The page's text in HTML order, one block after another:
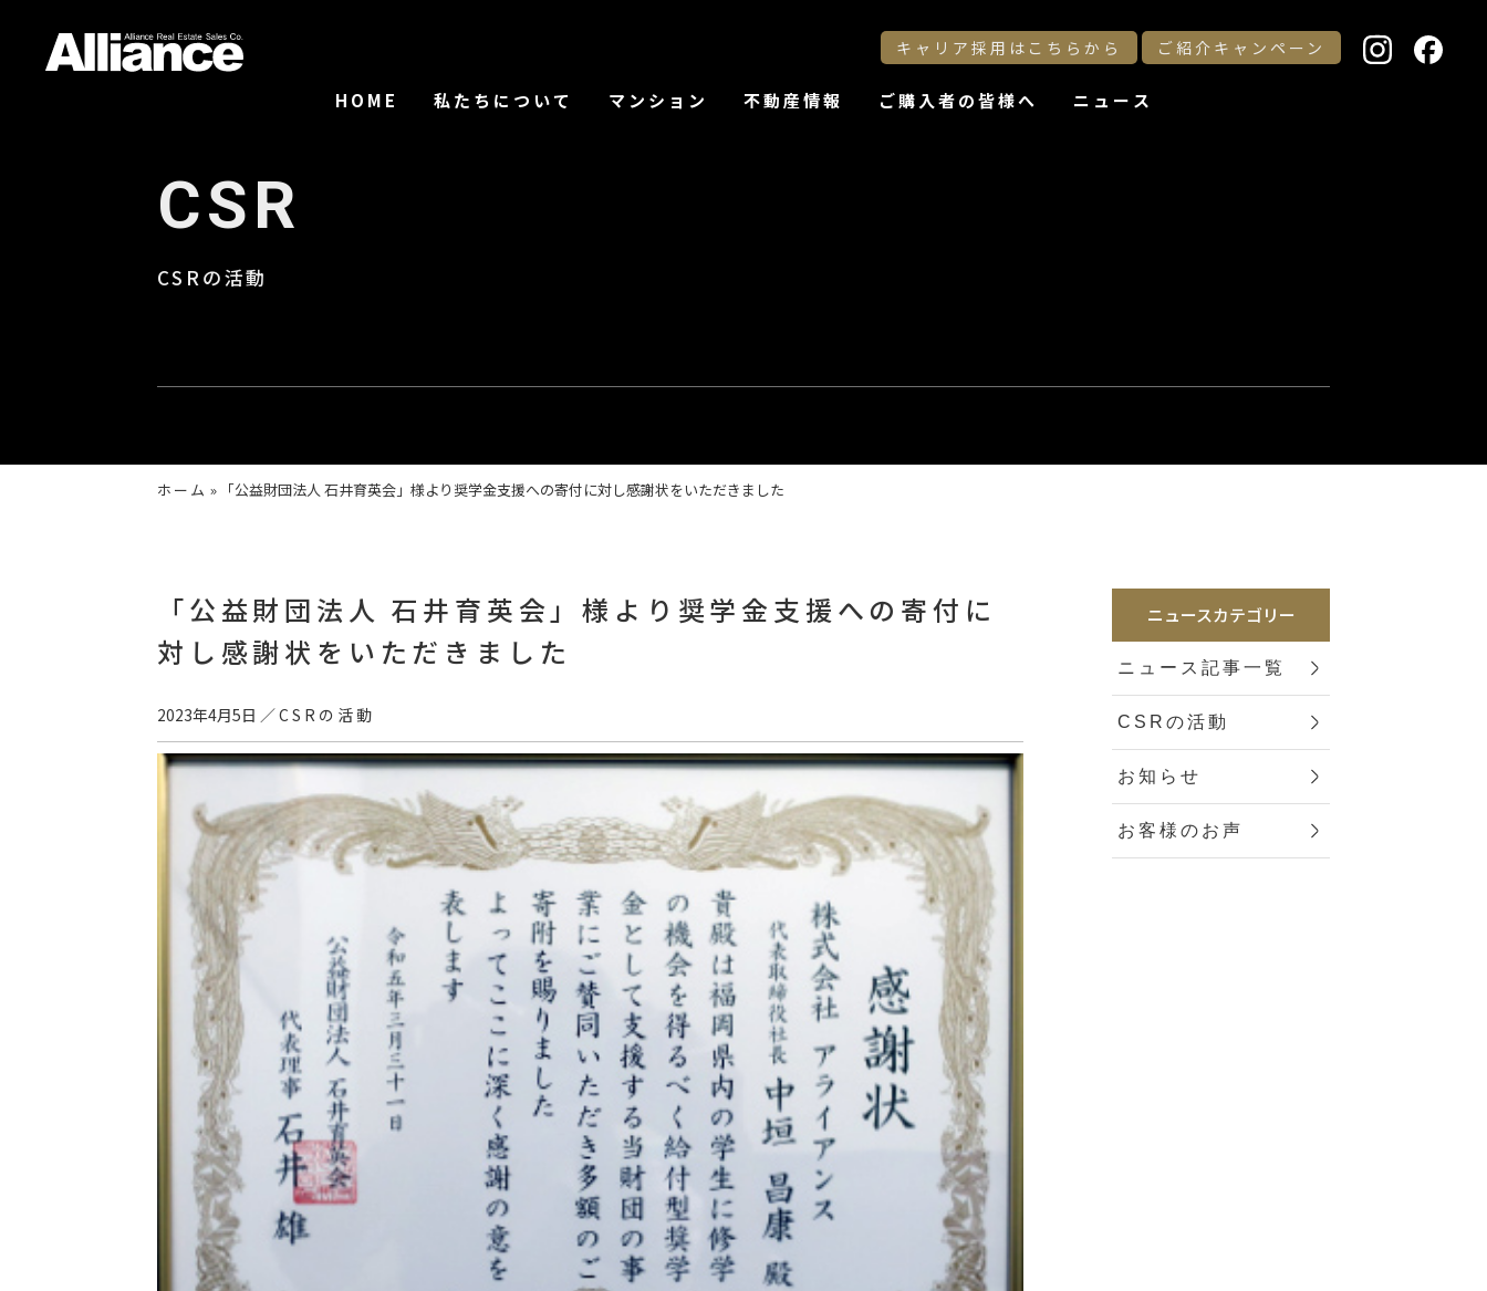
キャリア採用はこちらから ご紹介キャンペーン
HOME 私たちについて マンション 不動産情報 ご購入者の皆様へ ニュース
CSR
CSRの活動
ホーム » 「公益財団法人 石井育英会」様より奨学金支援への寄付に対し感謝状をいただきました
「公益財団法人 石井育英会」様より奨学金支援への寄付に
対し感謝状をいただきました
2023年4月5日 ／CSRの活動
ニュースカテゴリー
ニュース記事一覧
CSRの活動
お知らせ
お客様のお声